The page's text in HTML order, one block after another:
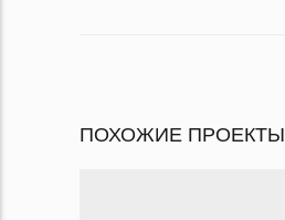
ПОХОЖИЕ ПРОЕКТЫ